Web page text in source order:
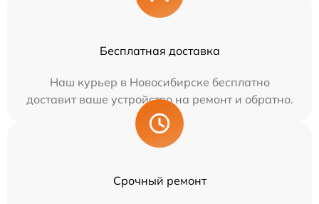
Бесплатная доставка
Наш курьер в Новосибирске бесплатно
доставит ваше устройство на ремонт и обратно.
Срочный ремонт